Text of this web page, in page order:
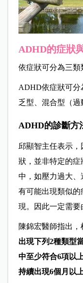
ADHD的症狀
依症狀可分為三類
ADHD依症狀可分
乏型、混合型（過
ADHD的診斷方
邱顯智主任表示
狀，並非特定的
中，如壓力過大
有可能出現類似的
現。因此一定需要
陳錦宏醫師指出，
出現下列2種類型
中至少符合6項以
持續出現6個月以